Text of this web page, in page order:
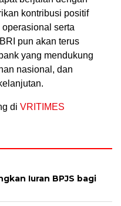
kontribusi positif
serta
pun akan terus
yang mendukung
nasional, dan
di VRITIMES
Iuran BPJS bagi